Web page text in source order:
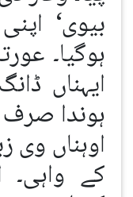
بیوی‘
ہوگیا۔
ایہناں
ہوندا صرف
اوہناں
کے واہی۔